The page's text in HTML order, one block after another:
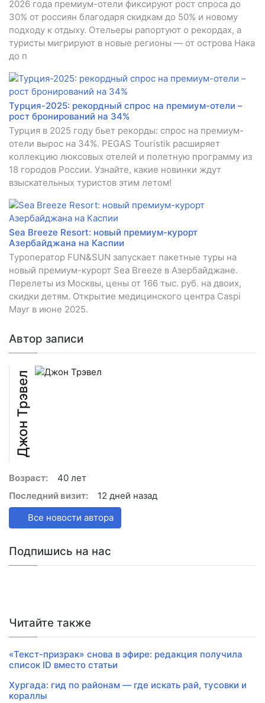
2026 года премиум-отели фиксируют рост спроса до
30% от россиян благодаря скидкам до 50% и новому
подходу к отдыху. Отельеры рапортуют о рекордах, а
туристы мигрируют в новые регионы — от острова Нака
до п
Турция-2025: рекордный спрос на премиум-отели –
рост бронирований на 34%
Турция в 2025 году бьет рекорды: спрос на премиум-
отели вырос на 34%. PEGAS Touristik расширяет
коллекцию люксовых отелей и полетную программу из
18 городов России. Узнайте, какие новинки ждут
взыскательных туристов этим летом!
Sea Breeze Resort: новый премиум-курорт
Азербайджана на Каспии
Туроператор FUN&SUN запускает пакетные туры на
новый премиум-курорт Sea Breeze в Азербайджане.
Перелеты из Москвы, цены от 166 тыс. руб. на двоих,
скидки детям. Открытие медицинского центра Caspi
Mayr в июне 2025.
Автор записи
Джон Трэвел
Возраст:
40 лет
Последний визит:
12 дней назад
Все новости автора
Подпишись на нас
Читайте также
«Текст-призрак» снова в эфире: редакция получила
список ID вместо статьи
Хургада: гид по районам — где искать рай, тусовки и
кораллы